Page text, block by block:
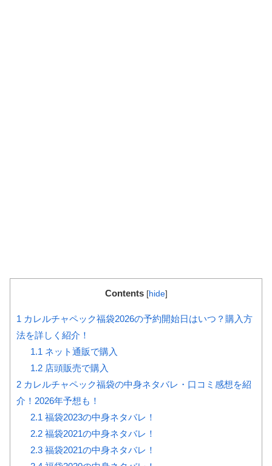
Contents [hide]
1 カレルチャペック福袋2026の予約開始日はいつ？購入方
法を詳しく紹介！
1.1 ネット通販で購入
1.2店頭販売で購入
2 カレルチャペック福袋の中身ネタバレ・口コミ感想を紹
介！2026年予想も！
2.1 福袋2023の中身ネタバレ！
2.2福袋2021の中身ネタバレ！
2.3福袋2021の中身ネタバレ！